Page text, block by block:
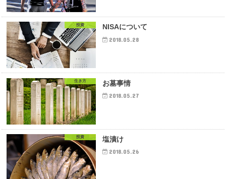
投資 NISAについて
2018.05.28
生き方 お墓事情
2018.05.27
投資 塩漬け
2018.05.26